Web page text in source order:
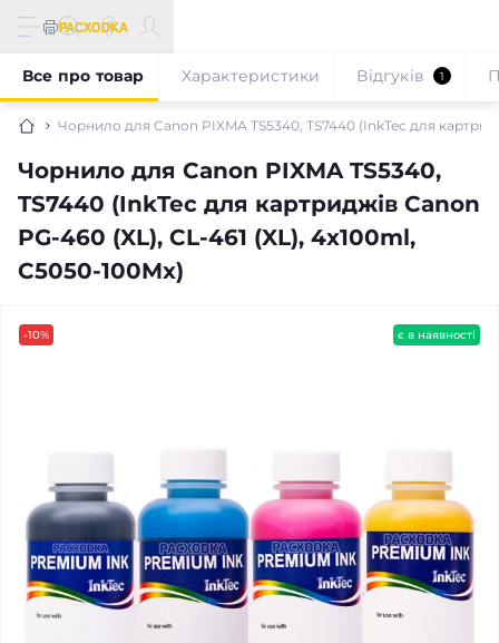
Чорнило для Canon PIXMA TS5340, TS7440 (InkTec для
Чорнило для Canon PIXMA TS5340,
TS7440 (InkTec для картриджів Canon
PG-460 (XL), CL-461 (XL), 4x100ml,
C5050-100Mx)
Все про товар Характеристики Відгуків 1
-10% є в наявності